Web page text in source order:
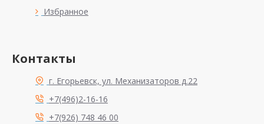
Избранное
Контакты
г. Егорьевск, ул. Механизаторов д.22
+7(496)2-16-16
+7(926) 748 46 00